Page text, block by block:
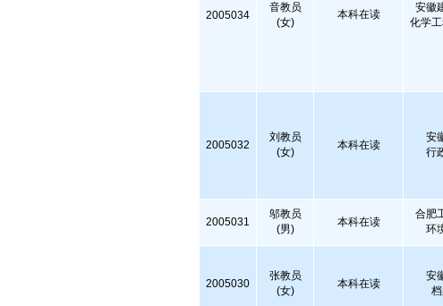
2005034
音教员
(女)
本科在读
安徽
化学
2005032
刘教员
(女)
本科在读
安
行
2005031
邬教员
(男)
本科在读
合肥
环
2005030
张教员
(女)
本科在读
安